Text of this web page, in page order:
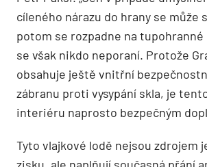
cíleného nárazu do hrany se může
potom se rozpadne na tupohranné
se však nikdo neporaní. Protože
obsahuje ještě vnitřní
zábranu proti vysypání skla, je
interiéru naprosto bezpečným
Tyto vlajkové lodě nejsou zdrojem